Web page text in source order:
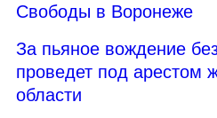
Свободы в Воронеже
За пьяное вождение
проведет под арестом
области